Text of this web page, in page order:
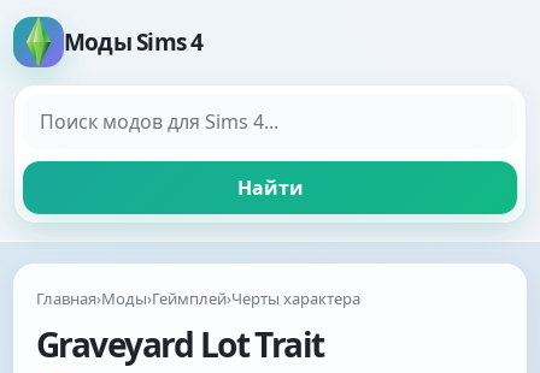
Моды Sims 4
Найти
Главная›Моды›Геймплей›Черты характера
Graveyard Lot Trait